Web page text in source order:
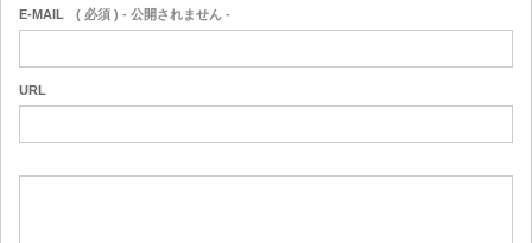
E-MAIL ( 必須 ) - 公開されません -
URL